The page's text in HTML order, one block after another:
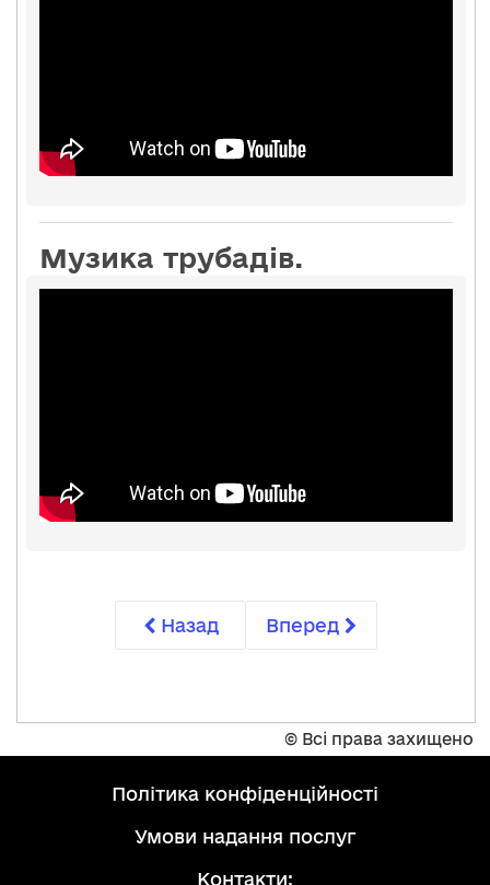
Музика трубадів.
Назад Вперед
© Всі права захищено
політика конфіденційності
умови надання послуг
Контакти: